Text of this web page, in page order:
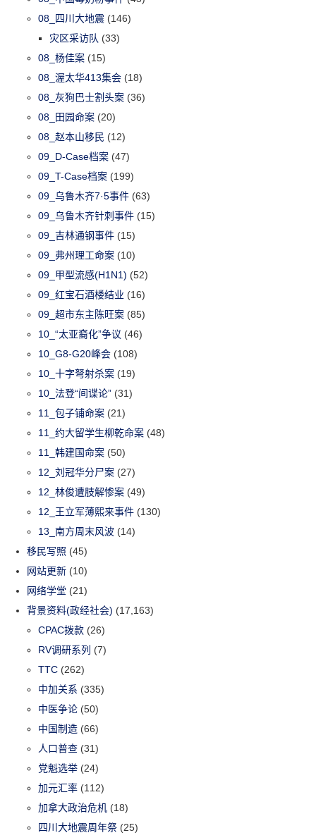
08_四川大地震 (146)
灾区采访队 (33)
08_杨佳案 (15)
08_渥太华413集会 (18)
08_灰狗巴士割头案 (36)
08_田园命案 (20)
08_赵本山移民 (12)
09_D-Case档案 (47)
09_T-Case档案 (199)
09_乌鲁木齐7·5事件 (63)
09_乌鲁木齐针刺事件 (15)
09_吉林通钢事件 (15)
09_弗州理工命案 (10)
09_甲型流感(H1N1) (52)
09_红宝石酒楼结业 (16)
09_超市东主陈旺案 (85)
10_“太亚裔化”争议 (46)
10_G8-G20峰会 (108)
10_十字弩射杀案 (19)
10_法登“间谍论” (31)
11_包子铺命案 (21)
11_约大留学生柳乾命案 (48)
11_韩建国命案 (50)
12_刘冠华分尸案 (27)
12_林俊遭肢解惨案 (49)
12_王立军薄熙来事件 (130)
13_南方周末风波 (14)
移民写照 (45)
网站更新 (10)
网络学堂 (21)
背景资料(政经社会) (17,163)
CPAC拨款 (26)
RV调研系列 (7)
TTC (262)
中加关系 (335)
中医争论 (50)
中国制造 (66)
人口普查 (31)
党魁选举 (24)
加元汇率 (112)
加拿大政治危机 (18)
四川大地震周年祭 (25)